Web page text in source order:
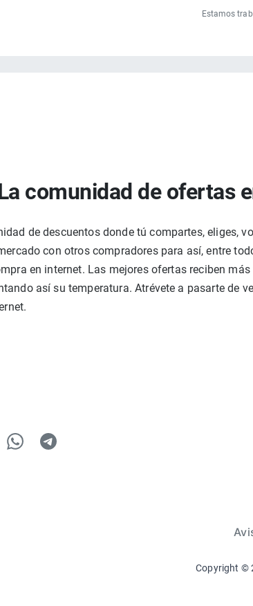
Estamos
comunidad de ofertas
de descuentos donde tú compartes, eliges,
con otros compradores para así, entre
en internet. Las mejores ofertas reciben
así su temperatura. Atrévete a pasarte de
Copyright ©